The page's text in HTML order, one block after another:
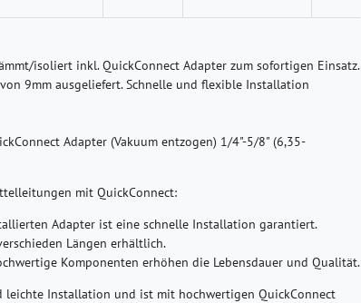
isoliert inkl. QuickConnect Adapter zum sofortigen Einsatz.
9mm ausgeliefert. Schnelle und flexible Installation
Adapter (Vakuum entzogen) 1/4"-5/8" (6,35-
mit QuickConnect:
Adapter ist eine schnelle Installation garantiert.
Längen erhältlich.
Komponenten erhöhen die Lebensdauer und Qualität.
Installation und ist mit hochwertigen QuickConnect